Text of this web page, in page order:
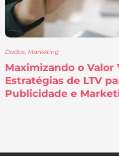
Dados, Marketing
Maximizando o Valor
Estratégias de LTV
Publicidade e